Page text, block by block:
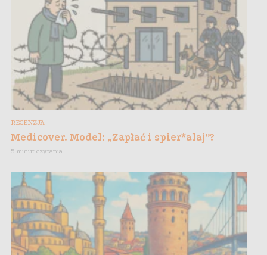
RECENZJA
Medicover. Model: „Zapłać i spier*alaj”?
5 minut czytania